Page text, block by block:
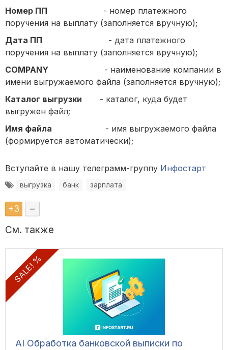
Номер ПП - номер платежного
поручения на выплату (заполняется вручную);
Дата ПП - дата платежного
поручения на выплату (заполняется вручную);
COMPANY - наименование компании в
имени выгружаемого файла (заполняется вручную);
Каталог выгрузки - каталог, куда будет
выгружен файл;
Имя файла - имя выгружаемого файла
(формируется автоматически);
Вступайте в нашу телеграмм-группу Инфостарт
выгрузка банк зарплата
+3 –
См. также
SALE! %
AI Обработка банковской выписки по